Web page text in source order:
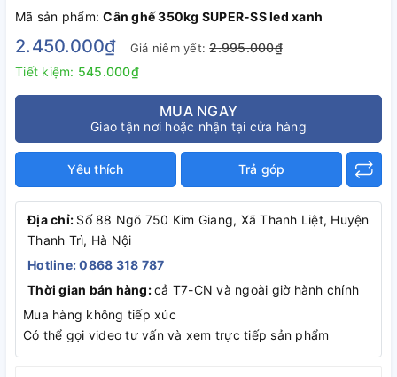
Mã sản phẩm:Cân ghế 350kg SUPER-SS led xanh
2.450.000₫ Giá niêm yết:2.995.000₫
Tiết kiệm: 545.000₫
MUA NGAY
Giao tận nơi hoặc nhận tại cửa hàng
Yêu thích Trả góp
Địa chỉ: Số 88 Ngõ 750 Kim Giang, Xã Thanh Liệt, Huyện
Thanh Trì, Hà Nội
Hotline: 0868 318 787
Thời gian bán hàng:cả T7-CN và ngoài giờ hành chính
Mua hàng không tiếp xúc
Có thể gọi video tư vấn và xem trực tiếp sản phẩm